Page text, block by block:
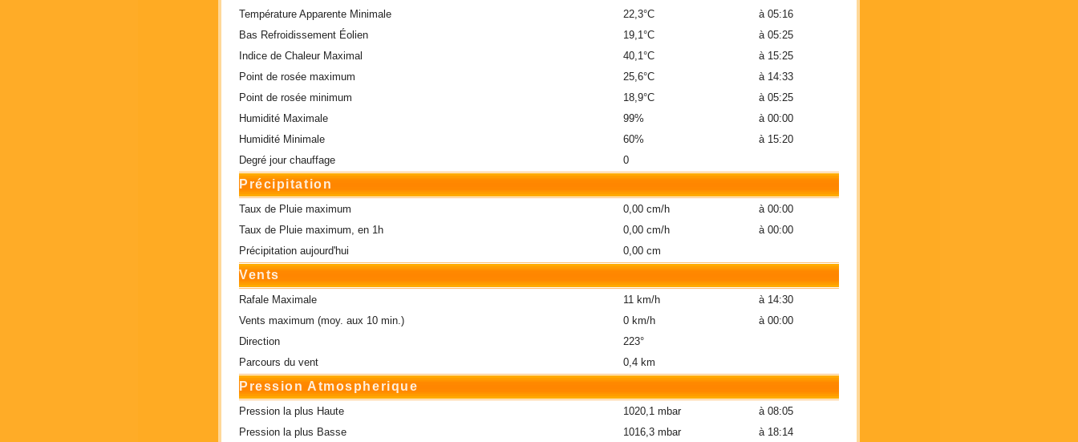
Température Apparente Minimale
22,3°C
à 05:16
Bas Refroidissement Éolien
19,1°C
à 05:25
Indice de Chaleur Maximal
40,1°C
à 15:25
Point de rosée maximum
25,6°C
à 14:33
Point de rosée minimum
18,9°C
à 05:25
Humidité Maximale
99%
à 00:00
Humidité Minimale
60%
à 15:20
Degré jour chauffage
0
Précipitation
Taux de Pluie maximum 0,00 cm/h
à 00:00
Taux de Pluie maximum, en 1h
0,00 cm/h
à 00:00
Précipitation aujourd'hui
0,00 cm
Vents
Rafale Maximale 11 km/h
à 14:30
Vents maximum (moy. aux 10 min.)
0 km/h
à 00:00
Direction
223°
Parcours du vent
0,4 km
Pression Atmospherique
Pression la plus Haute 1020,1 mbar
à 08:05
Pression la plus Basse
1016,3 mbar à 18:14